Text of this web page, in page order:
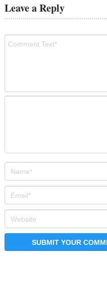
Leave a Reply